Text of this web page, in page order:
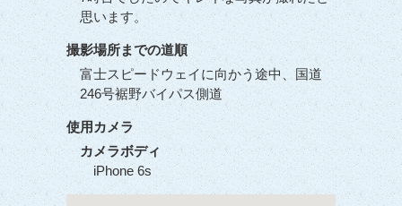
思います。
撮影場所までの道順
富士スピードウェイに向かう途中、国道
246号裾野バイパス側道
使用カメラ
カメラボディ
iPhone 6s